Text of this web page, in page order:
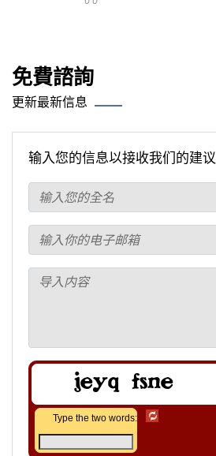
免費諮詢
更新最新信息
输入您的信息以接收我们的建议
Type the two words: